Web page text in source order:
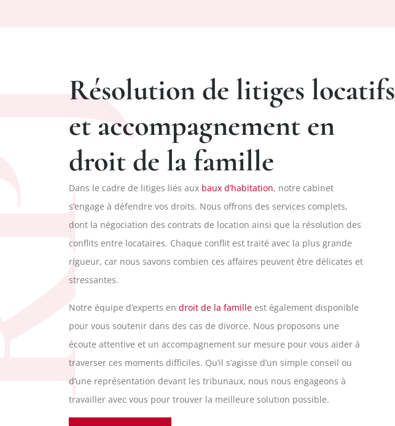
Résolution de litiges locatifs
et accompagnement en
droit de la famille
Dans le cadre de litiges liés aux baux d’habitation, notre cabinet
s’engage à défendre vos droits. Nous offrons des services complets,
dont la négociation des contrats de location ainsi que la résolution des
conflits entre locataires. Chaque conflit est traité avec la plus grande
rigueur, car nous savons combien ces affaires peuvent être délicates et
stressantes.
Notre équipe d’experts en droit de la famille est également disponible
pour vous soutenir dans des cas de divorce. Nous proposons une
écoute attentive et un accompagnement sur mesure pour vous aider à
traverser ces moments difficiles. Qu’il s’agisse d’un simple conseil ou
d’une représentation devant les tribunaux, nous nous engageons à
travailler avec vous pour trouver la meilleure solution possible.